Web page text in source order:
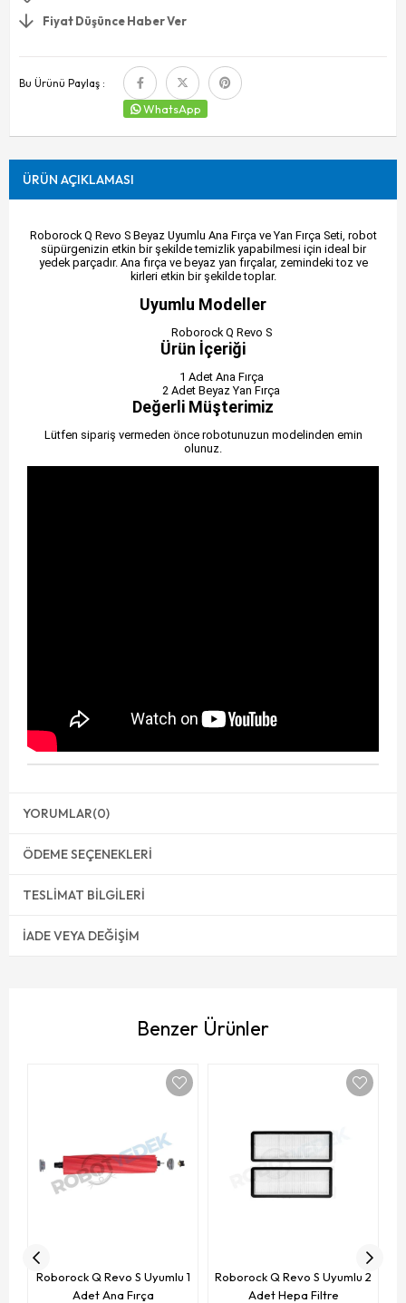
Fiyat Düşünce Haber Ver
Bu Ürünü Paylaş :
WhatsApp
ÜRÜN AÇIKLAMASI
Roborock Q Revo S Beyaz Uyumlu Ana Fırça ve Yan Fırça Seti, robot
süpürgenizin etkin bir şekilde temizlik yapabilmesi için ideal bir
yedek parçadır. Ana fırça ve beyaz yan fırçalar, zemindeki toz ve
kirleri etkin bir şekilde toplar.
Uyumlu Modeller
Roborock Q Revo S
Ürün İçeriği
1 Adet Ana Fırça
2 Adet Beyaz Yan Fırça
Değerli Müşterimiz
Lütfen sipariş vermeden önce robotunuzun modelinden emin
olunuz.
YORUMLAR(0)
ÖDEME SEÇENEKLERI
TESLIMAT BILGILERI
İADE VEYA DEĞIŞIM
Benzer Ürünler
Roborock Q Revo S Uyumlu 1
Adet Ana Fırça
Roborock Q Revo S Uyumlu 2
Adet Hepa Filtre